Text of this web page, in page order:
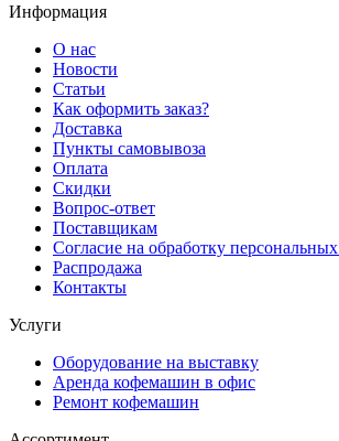
Информация
О нас
Новости
Статьи
Как оформить заказ?
Доставка
Пункты самовывоза
Оплата
Скидки
Вопрос-ответ
Поставщикам
Согласие на обработку
Распродажа
Контакты
Услуги
Оборудование на выставку
Аренда кофемашин в офис
Ремонт кофемашин